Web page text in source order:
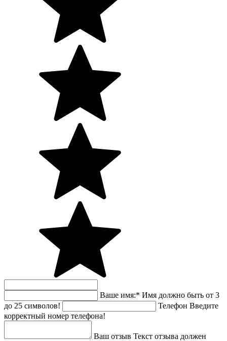
Ваше имя:* Имя должно быть от 3
до 25 символов!
Телефон Введите
корректный номер телефона!
Ваш отзыв Текст отзыва должен